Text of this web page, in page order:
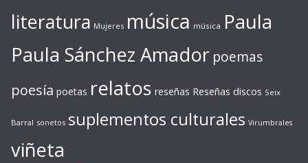
literatura Mujeres música música Paula
Paula Sánchez Amador poemas
poesía poetas relatos reseñas Reseñas discos Seix
Barral sonetos suplementos culturales Virumbrales
viñeta